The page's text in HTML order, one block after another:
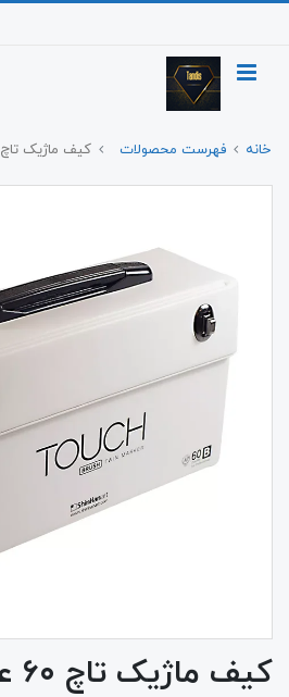
خانه فهرست محصولات کیف ماژیک تاچ ۶۰ عددی
کیف ماژیک تاچ ۶۰ عددی